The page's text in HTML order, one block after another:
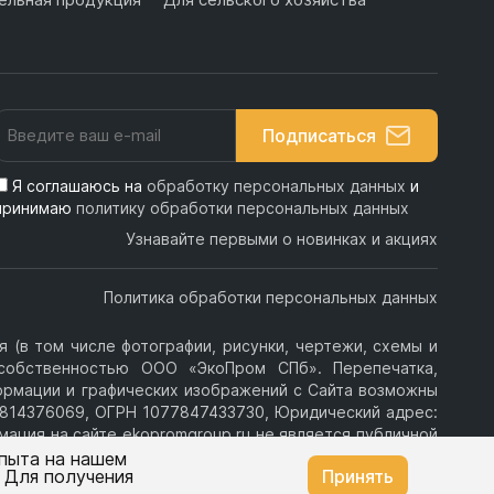
Подписаться
Я соглашаюсь на обработку персональных данных и
политику обработки персональных данных
Узнавайте первыми о новинках и акциях
Политика обработки персональных данных
том числе фотографии, рисунки, чертежи, схемы и
ООО «ЭкоПром СПб». Перепечатка,
и графических изображений с Сайта возможны
ОГРН 1077847433730, Юридический адрес:
на сайте ekopromgroup.ru не является публичной
на нашем
получения
Принять